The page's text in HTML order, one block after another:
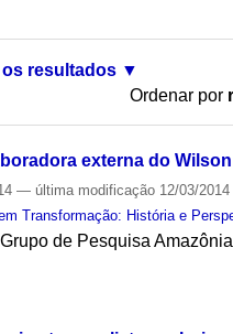
os resultados
Ordenar por
externa do
— última modificação 12/03/
Transformação: História e
de Pesquisa